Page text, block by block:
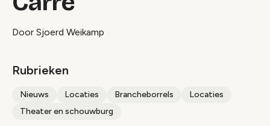
Door Sjoerd Weikamp
Rubrieken
Nieuws Locaties Brancheborrels
Locaties
Theater en schouwburg